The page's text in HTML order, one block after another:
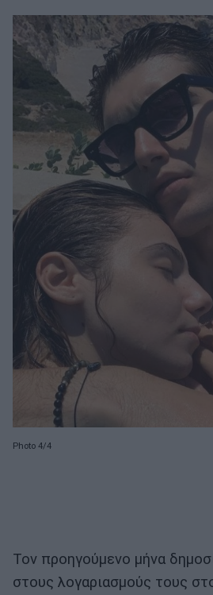
Photo 4/4
Τον προηγούμενο μήνα
στους λογαριασμούς τους